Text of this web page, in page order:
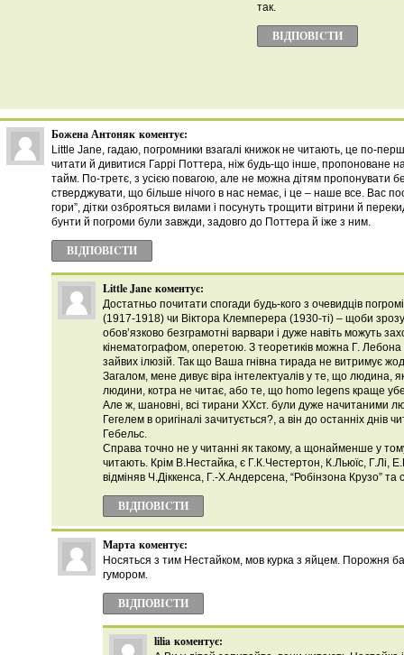
так.
ВІДПОВІCТИ
Божена Антоняк коментує:
Little Jane, гадаю, погромники взагалі книжок не читають, це по-
читати й дивитися Гаррі Поттера, ніж будь-що інше, пропоноване
тайм. По-третє, з усією повагою, але не можна дітям пропонувати
стверджувати, що більше нічого в нас немає, і це – наше все. Вас
гори”, дітки озброяться вилами і посунуть трощити вітрини й
бунти й погроми були завжди, задовго до Поттера й іже з ним.
ВІДПОВІCТИ
Little Jane коментує:
Достатньо почитати спогади будь-кого з очевидців
(1917-1918) чи Віктора Клемперера (1930-ті) – щоби
обов’язково безграмотні варвари і дуже навіть можуть
кінематографом, оперетою. З теоретиків можна Г.
зайвих ілюзій. Так що Ваша гнівна тирада не витримує
Загалом, мене дивує віра інтелектуалів у те, що людина,
людини, котра не читає, або те, що homo legens краще
Але ж, шановні, всі тирани ХХст. були дуже начитаними
Гегелем в оригіналі зачитується?, а він до останніх днів
Гебельс.
Справа точно не у читанні як такому, а щонайменше у
читають. Крім В.Нестайка, є Г.К.Честертон, К.Льюїс, Г.Лі,
відміняв Ч.Діккенса, Г.-Х.Андерсена, “Робінзона Крузо”
ВІДПОВІCТИ
Марта коментує:
Носяться з тим Нестайком, мов курка з яйцем. Порожня
гумором.
ВІДПОВІCТИ
lilia коментує: